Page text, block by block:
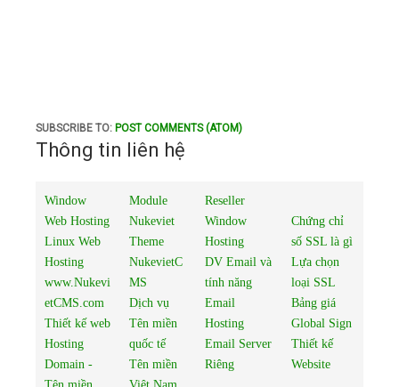
SUBSCRIBE TO: POST COMMENTS (ATOM)
Thông tin liên hệ
Window
Web Hosting
Linux Web
Hosting
www.Nukevi
etCMS.com
Thiết kế web
Hosting
Domain -
Module
Nukeviet
Theme
NukevietC
MS
Dịch vụ
Tên miền
quốc tế
Tên miền
Reseller
Window
Hosting
DV Email và
tính năng
Email
Hosting
Email Server
Riêng
Chứng chỉ
số SSL là gì
Lựa chọn
loại SSL
Bảng giá
Global Sign
Thiết kế
Website